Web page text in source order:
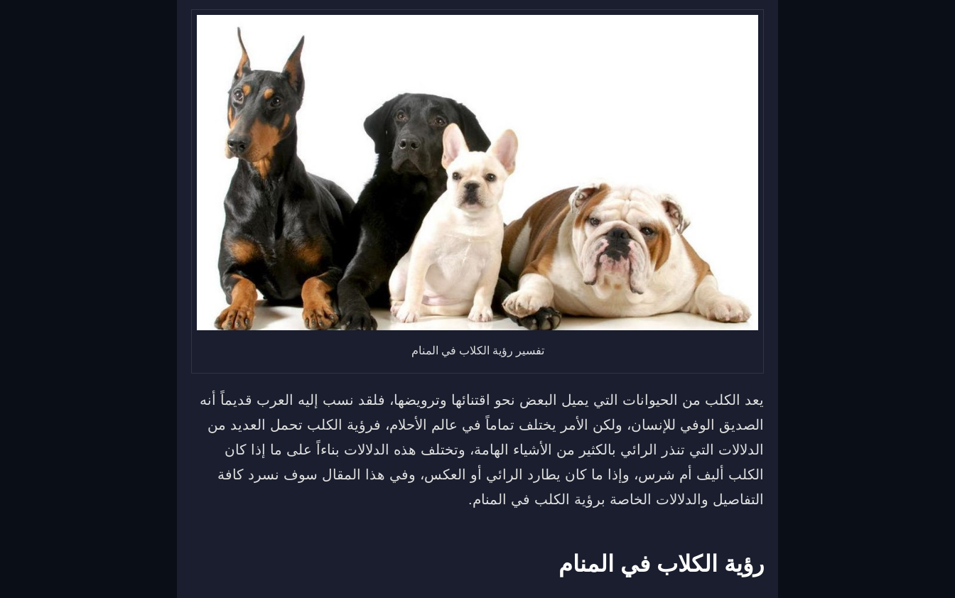
تفسير رؤية الكلاب في المنام
يعد الكلب من الحيوانات التي يميل البعض نحو اقتنائها وترويضها، فلقد نسب إليه العرب قديماً أنه
الصديق الوفي للإنسان، ولكن الأمر يختلف تماماً في عالم الأحلام، فرؤية الكلب تحمل العديد من
الدلالات التي تنذر الرائي بالكثير من الأشياء الهامة، وتختلف هذه الدلالات بناءاً على ما إذا كان
الكلب أليف أم شرس، وإذا ما كان يطارد الرائي أو العكس، وفي هذا المقال سوف نسرد كافة
التفاصيل والدلالات الخاصة برؤية الكلب في المنام.
رؤية الكلاب في المنام